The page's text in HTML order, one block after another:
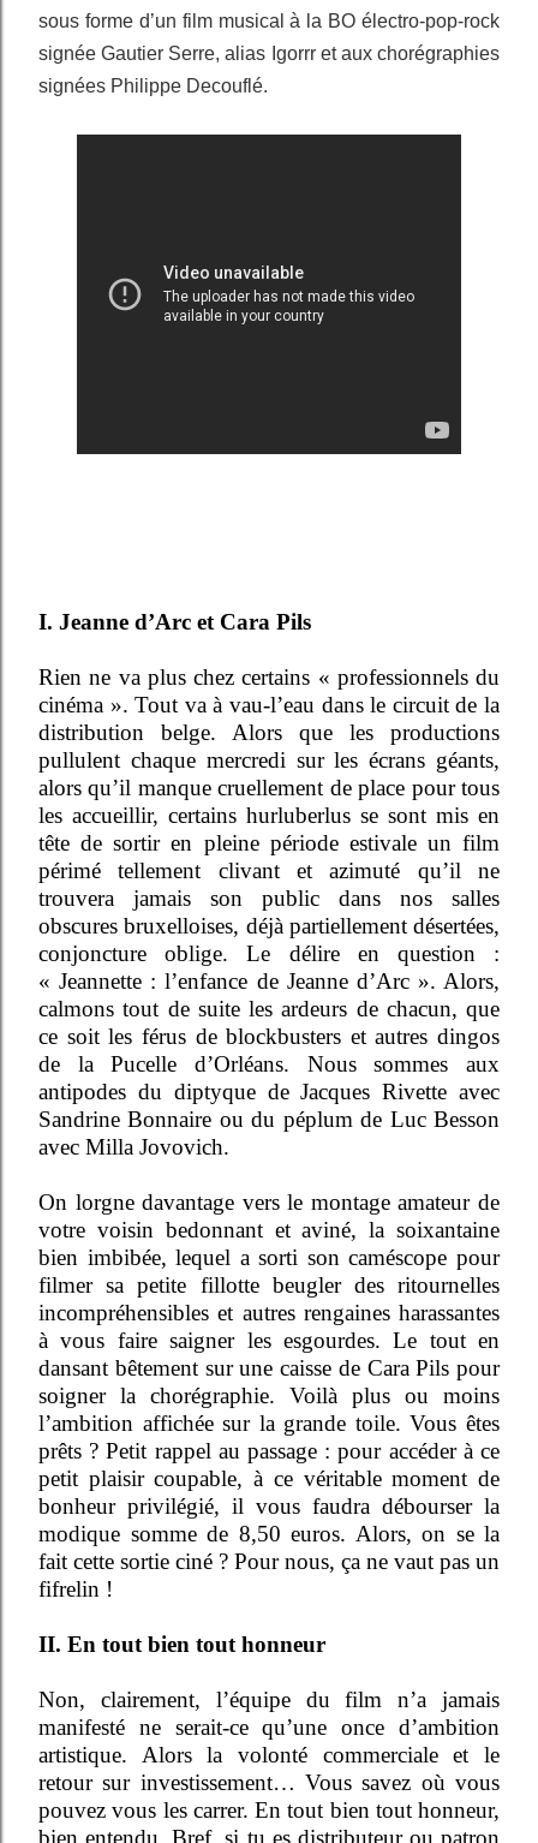
sous forme d’un film musical à la BO électro-pop-rock
signée Gautier Serre, alias Igorrr et aux chorégraphies
signées Philippe Decouflé.
I. Jeanne d’Arc et Cara Pils
Rien ne va plus chez certains « professionnels du
cinéma ». Tout va à vau-l’eau dans le circuit de la
distribution belge. Alors que les productions
pullulent chaque mercredi sur les écrans géants,
alors qu’il manque cruellement de place pour tous
les accueillir, certains hurluberlus se sont mis en
tête de sortir en pleine période estivale un film
périmé tellement clivant et azimuté qu’il ne
trouvera jamais son public dans nos salles
obscures bruxelloises, déjà partiellement désertées,
conjoncture oblige. Le délire en question :
« Jeannette : l’enfance de Jeanne d’Arc ». Alors,
calmons tout de suite les ardeurs de chacun, que
ce soit les férus de blockbusters et autres dingos
de la Pucelle d’Orléans. Nous sommes aux
antipodes du diptyque de Jacques Rivette avec
Sandrine Bonnaire ou du péplum de Luc Besson
avec Milla Jovovich.
On lorgne davantage vers le montage amateur de
votre voisin bedonnant et aviné, la soixantaine
bien imbibée, lequel a sorti son caméscope pour
filmer sa petite fillotte beugler des ritournelles
incompréhensibles et autres rengaines harassantes
à vous faire saigner les esgourdes. Le tout en
dansant bêtement sur une caisse de Cara Pils pour
soigner la chorégraphie. Voilà plus ou moins
l’ambition affichée sur la grande toile. Vous êtes
prêts ? Petit rappel au passage : pour accéder à ce
petit plaisir coupable, à ce véritable moment de
bonheur privilégié, il vous faudra débourser la
modique somme de 8,50 euros. Alors, on se la
fait cette sortie ciné ? Pour nous, ça ne vaut pas un
fifrelin !
II. En tout bien tout honneur
Non, clairement, l’équipe du film n’a jamais
manifesté ne serait-ce qu’une once d’ambition
artistique. Alors la volonté commerciale et le
retour sur investissement… Vous savez où vous
pouvez vous les carrer. En tout bien tout honneur,
bien entendu. Bref, si tu es distributeur ou patron